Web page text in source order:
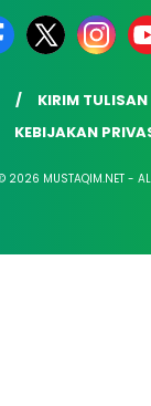
KIRIM TULISAN
KEBIJAKAN
2026 MUSTAQIM.NET -